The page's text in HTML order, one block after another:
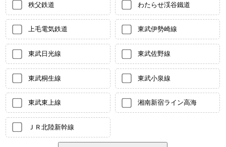
秩父鉄道 わたらせ渓谷鐵道
上毛電気鉄道 東武伊勢崎線
東武日光線 東武佐野線
東武桐生線 東武小泉線
東武東上線 湘南新宿ライン高海
ＪＲ北陸新幹線